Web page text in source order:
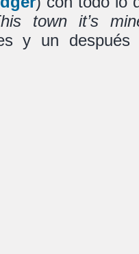
town it’s
y un